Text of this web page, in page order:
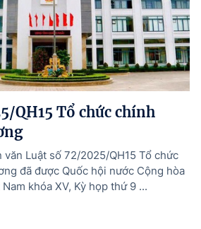
QH15 Tổ chức chính
Luật số 72/2025/QH15 Tổ chức
đã được Quốc hội nước Cộng hòa
khóa XV, Kỳ họp thứ 9 ...